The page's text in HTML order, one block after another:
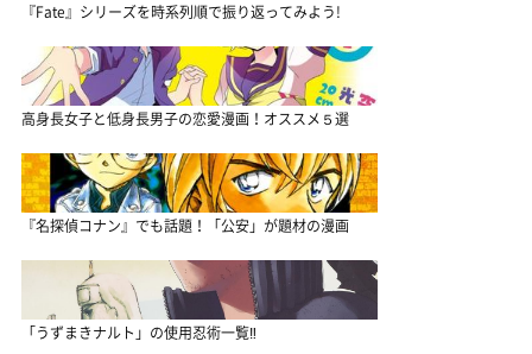
『Fate』シリーズを時系列順で振り返ってみよう!
高身長女子と低身長男子の恋愛漫画！オススメ５選
『名探偵コナン』でも話題！「公安」が題材の漫画
「うずまきナルト」の使用忍術一覧‼